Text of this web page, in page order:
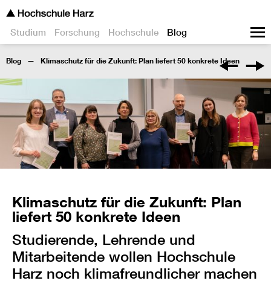
Studium Forschung Hochschule Blog
Blog Klimaschutz für die Zukunft: Plan liefert 50 konkrete Ideen
Klimaschutz für die Zukunft: Plan
liefert 50 konkrete Ideen
Studierende, Lehrende und
Mitarbeitende wollen Hochschule
Harz noch klimafreundlicher machen